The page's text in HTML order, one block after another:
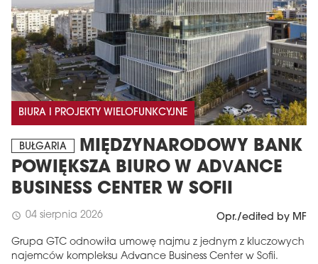
BIURA I PROJEKTY WIELOFUNKCYJNE
BUŁGARIA
MIĘDZYNARODOWY BANK
POWIĘKSZA BIURO W ADVANCE
BUSINESS CENTER W SOFII
schedule 04 sierpnia 2026 Opr./edited by MF
Grupa GTC odnowiła umowę najmu z jednym z kluczowych
najemców kompleksu Advance Business Center w Sofii.